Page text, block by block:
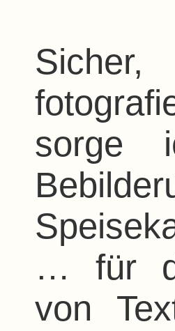
sorge
… für
von